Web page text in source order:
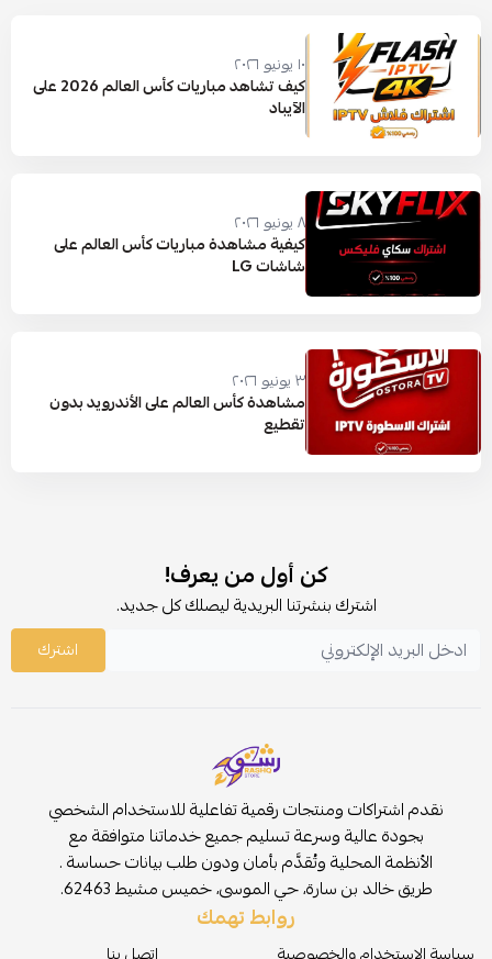
١٠ يونيو ٢٠٢٦
كيف تشاهد مباريات كأس العالم 2026 على
الآيباد
٨ يونيو ٢٠٢٦
كيفية مشاهدة مباريات كأس العالم على
شاشات LG
٣ يونيو ٢٠٢٦
مشاهدة كأس العالم على الأندرويد بدون
تقطيع
كن أول من يعرف!
اشترك بنشرتنا البريدية ليصلك كل جديد.
اشترك
نقدم اشتراكات ومنتجات رقمية تفاعلية للاستخدام الشخصي
بجودة عالية وسرعة تسليم جميع خدماتنا متوافقة مع
الأنظمة المحلية وتُقدَّم بأمان ودون طلب بيانات حساسة .
طريق خالد بن سارة، حي الموسى، خميس مشيط 62463.
روابط تهمك